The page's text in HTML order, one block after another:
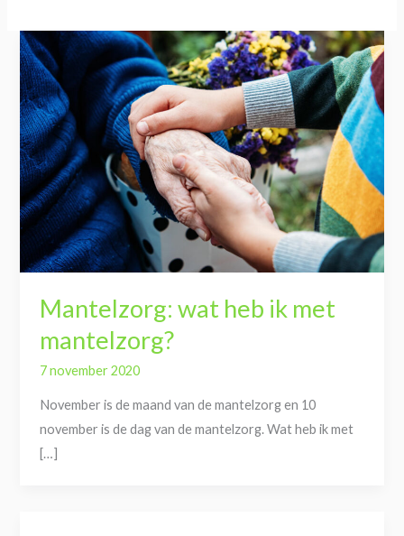
Mantelzorg: wat heb ik met
mantelzorg?
7 november 2020
November is de maand van de mantelzorg en 10
november is de dag van de mantelzorg. Wat heb ik met
[…]